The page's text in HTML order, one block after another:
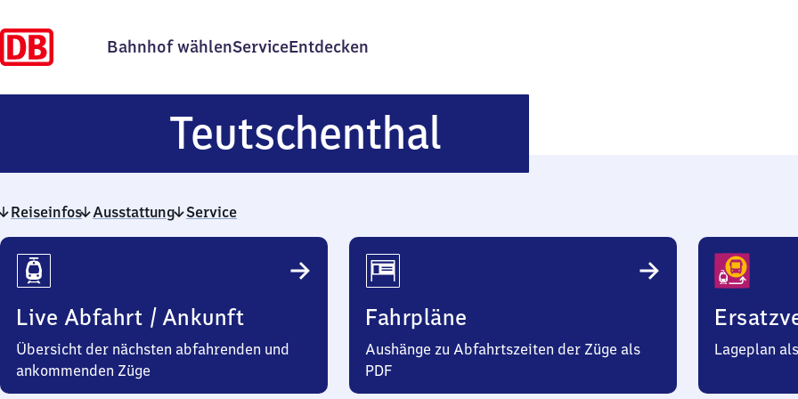
Bahnhof wählenServiceEntdecken
Teutschenthal
Reiseinfos Ausstattung Service
Reiseinfos
Live Abfahrt / Ankunft
Übersicht der nächsten abfahrenden und
ankommenden Züge
Fahrpläne
Aushänge zu Abfahrtszeiten der Züge als
PDF
Lageplan